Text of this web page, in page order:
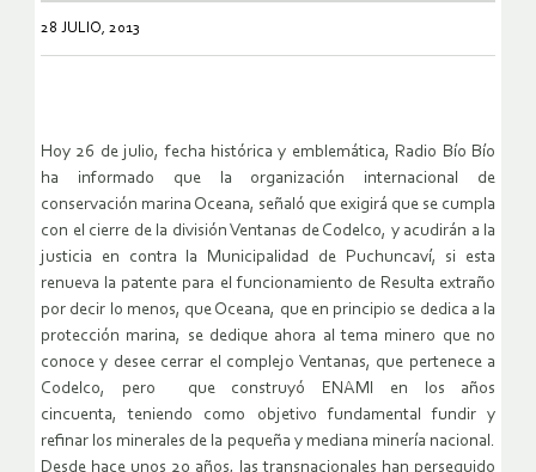
28 JULIO, 2013
Hoy 26 de julio, fecha histórica y emblemática, Radio Bío Bío
ha informado que la organización internacional de
conservación marina Oceana, señaló que exigirá que se cumpla
con el cierre de la división Ventanas de Codelco, y acudirán a la
justicia en contra la Municipalidad de Puchuncaví, si esta
renueva la patente para el funcionamiento de Resulta extraño
por decir lo menos, que Oceana, que en principio se dedica a la
protección marina, se dedique ahora al tema minero que no
conoce y desee cerrar el complejo Ventanas, que pertenece a
Codelco, pero que construyó ENAMI en los años
cincuenta,teniendo como objetivo fundamental fundir y
refinar los minerales de la pequeña y mediana minería nacional.
Desde hace unos 20 años, las transnacionales han perseguido